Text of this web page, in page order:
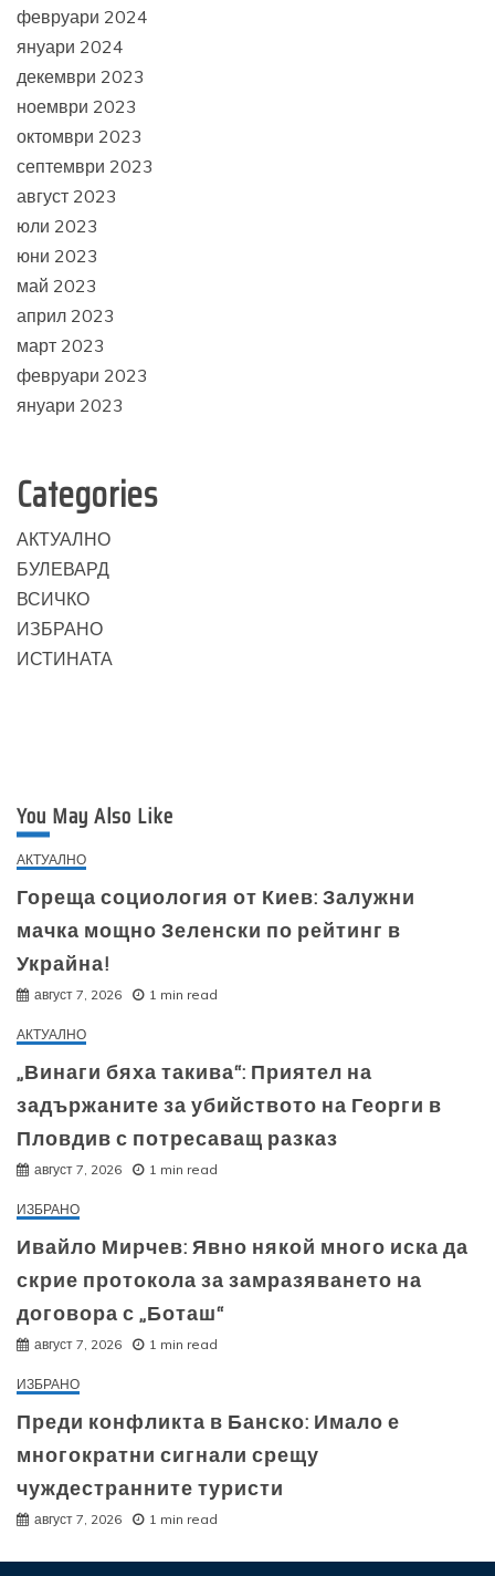
февруари 2024
януари 2024
декември 2023
ноември 2023
октомври 2023
септември 2023
август 2023
юли 2023
юни 2023
май 2023
април 2023
март 2023
февруари 2023
януари 2023
Categories
АКТУАЛНО
БУЛЕВАРД
ВСИЧКО
ИЗБРАНО
ИСТИНАТА
You May Also Like
АКТУАЛНО
Гореща социология от Киев: Залужни
мачка мощно Зеленски по рейтинг в
Украйна!
август 7, 2026 1 min read
АКТУАЛНО
„Винаги бяха такива“: Приятел на
задържаните за убийството на Георги в
Пловдив с потресаващ разказ
август 7, 2026 1 min read
ИЗБРАНО
Ивайло Мирчев: Явно някой много иска да
скрие протокола за замразяването на
договора с „Боташ“
август 7, 2026 1 min read
ИЗБРАНО
Преди конфликта в Банско: Имало е
многократни сигнали срещу
чуждестранните туристи
август 7, 2026 1 min read